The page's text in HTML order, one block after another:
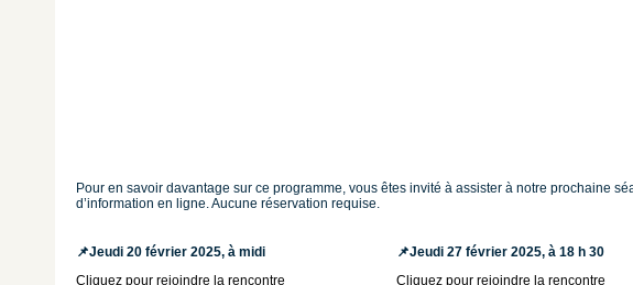
Pour en savoir davantage sur ce programme, vous êtes invité à assister à notre prochaine
d’information en ligne. Aucune réservation requise.
📌Jeudi 20 février 2025, à midi
Cliquez pour rejoindre la rencontre
📌Jeudi 27 février 2025, à 18 h 30
Cliquez pour rejoindre la rencontre